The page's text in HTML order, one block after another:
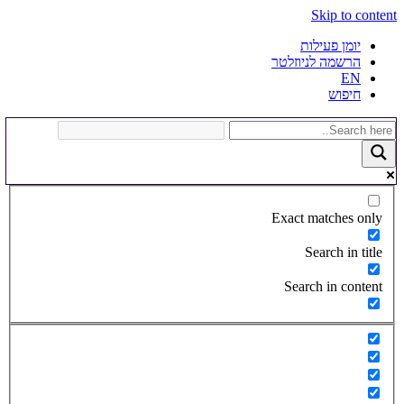
Skip to content
יומן פעילות
הרשמה לניוזלטר
EN
חיפוש
Exact matches only
Search in title
Search in content